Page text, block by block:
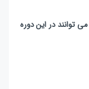
توانند در این دوره